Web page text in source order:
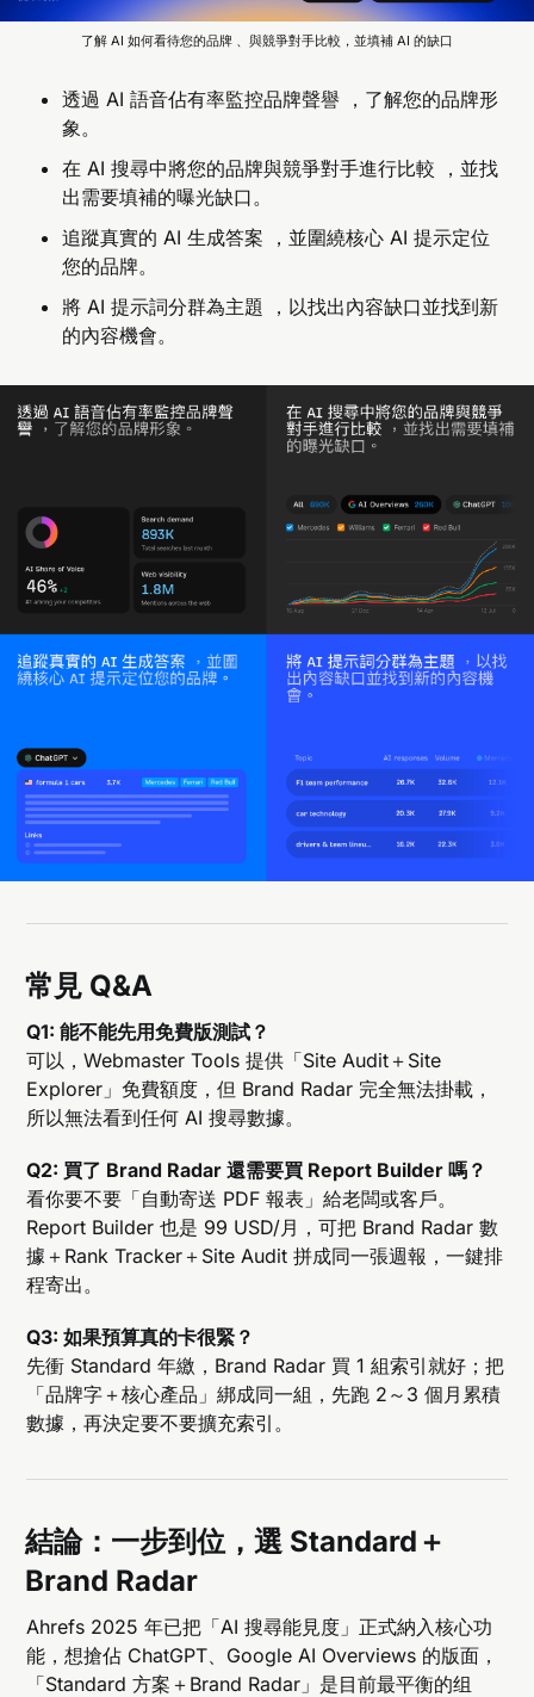
了解 AI 如何看待您的品牌 、與競爭對手比較，並填補 AI 的缺口
透過 AI 語音佔有率監控品牌聲譽 ，了解您的品牌形
象。
在 AI 搜尋中將您的品牌與競爭對手進行比較 ，並找
出需要填補的曝光缺口。
追蹤真實的 AI 生成答案 ，並圍繞核心 AI 提示定位
您的品牌。
將 AI 提示詞分群為主題 ，以找出內容缺口並找到新
的內容機會。
常見 Q&A
Q1: 能不能先用免費版測試？
可以，Webmaster Tools 提供「Site Audit＋Site
Explorer」免費額度，但 Brand Radar 完全無法掛載，
所以無法看到任何 AI 搜尋數據。
Q2: 買了 Brand Radar 還需要買 Report Builder 嗎？
看你要不要「自動寄送 PDF 報表」給老闆或客戶。
Report Builder 也是 99 USD/月，可把 Brand Radar 數
據＋Rank Tracker＋Site Audit 拼成同一張週報，一鍵排
程寄出。
Q3: 如果預算真的卡很緊？
先衝 Standard 年繳，Brand Radar 買 1 組索引就好；把
「品牌字＋核心產品」綁成同一組，先跑 2～3 個月累積
數據，再決定要不要擴充索引。
結論：一步到位，選 Standard＋
Brand Radar
Ahrefs 2025 年已把「AI 搜尋能見度」正式納入核心功
能，想搶佔 ChatGPT、Google AI Overviews 的版面，
「Standard 方案＋Brand Radar」是目前最平衡的组